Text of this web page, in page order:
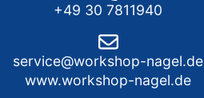
+49 30 7811940
service@workshop-nagel.de
www.workshop-nagel.de